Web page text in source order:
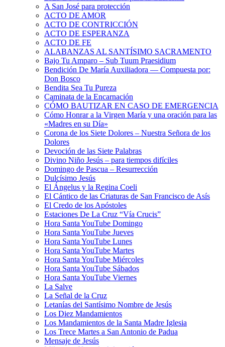
A San José para protección
ACTO DE AMOR
ACTO DE CONTRICCIÓN
ACTO DE ESPERANZA
ACTO DE FE
ALABANZAS AL SANTÍSIMO SACRAMENTO
Bajo Tu Amparo – Sub Tuum Praesidium
Bendición De María Auxiliadora — Compuesta por:
Don Bosco
Bendita Sea Tu Pureza
Caminata de la Encarnación
CÓMO BAUTIZAR EN CASO DE EMERGENCIA
Cómo Honrar a la Virgen María y una oración para las
«Madres en su Día»
Corona de los Siete Dolores – Nuestra Señora de los
Dolores
Devoción de las Siete Palabras
Divino Niño Jesús – para tiempos difíciles
Domingo de Pascua – Resurrección
Dulcísimo Jesús
El Ángelus y la Regina Coeli
El Cántico de las Criaturas de San Francisco de Asís
El Credo de los Apóstoles
Estaciones De La Cruz “Vía Crucis”
Hora Santa YouTube Domingo
Hora Santa YouTube Jueves
Hora Santa YouTube Lunes
Hora Santa YouTube Martes
Hora Santa YouTube Miércoles
Hora Santa YouTube Sábados
Hora Santa YouTube Viernes
La Salve
La Señal de la Cruz
Letanías del Santísimo Nombre de Jesús
Los Diez Mandamientos
Los Mandamientos de la Santa Madre Iglesia
Los Trece Martes a San Antonio de Padua
Mensaje de Jesús